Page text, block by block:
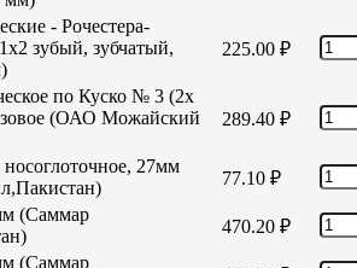
- Рочестера-
зубый, зубчатый,
225.00 ₽
по Куско № 3 (2х
(ОАО Можайский
289.40 ₽
носоглоточное, 27мм
77.10 ₽
(Саммар
470.20 ₽
(Саммар